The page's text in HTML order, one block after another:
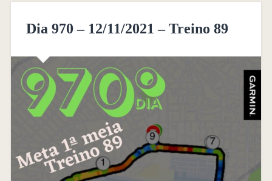
Dia 970 – 12/11/2021 – Treino 89